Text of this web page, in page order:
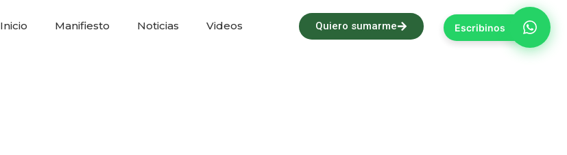
Inicio Manifiesto Noticias Videos Quiero sumarme Escribinos